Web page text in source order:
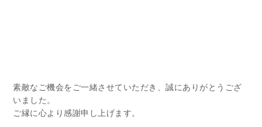
素敵なご機会をご一緒させていただき、誠にありがとうござ
いました。
ご縁に心より感謝申し上げます。